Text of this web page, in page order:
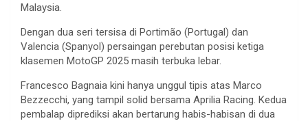
Malaysia.
Dengan dua seri tersisa di Portimão (Portugal) dan
Valencia (Spanyol) persaingan perebutan posisi ketiga
klasemen MotoGP 2025 masih terbuka lebar.
Francesco Bagnaia kini hanya unggul tipis atas Marco
Bezzecchi, yang tampil solid bersama Aprilia Racing. Kedua
pembalap diprediksi akan bertarung habis-habisan di dua